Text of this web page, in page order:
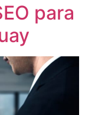
para